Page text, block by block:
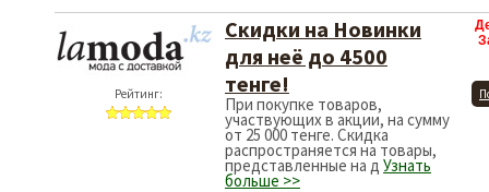
Рейтинг:
Скидки на Новинки
для неё до 4500
тенге!
При покупке товаров,
участвующих в акции, на сумму
от 25 000 тенге. Скидка
распространяется на товары,
представленные на д Узнать
больше >>